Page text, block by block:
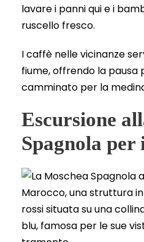
lavare i panni qui e i
ruscello fresco.
I caffè nelle vicinanze
fiume, offrendo la
camminato per la
Escursione
Spagnola